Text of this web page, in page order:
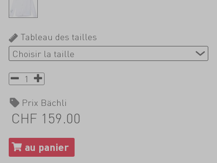
Tableau des tailles
Prix Bächli
CHF 159.00